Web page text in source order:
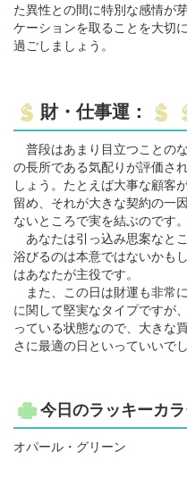
た異性との間に特別な感情が
ケーションを取ることを大切
過ごしましょう。
財・仕事運：
普段はあまり目立つことの
の長所である気配りが評価さ
しょう。たとえば大事な顧客
留め、それが大きな契約の一
ないところで実を結ぶのです。
あなたは引っ込み思案なと
浴びるのは本意ではないかも
はあなたが主役です。
また、この日は財運も非常
に関して堅実なタイプですが
っている状態なので、大きな
さに最適の日といっていいでし
今日のラッキーカ
オパール・グリーン